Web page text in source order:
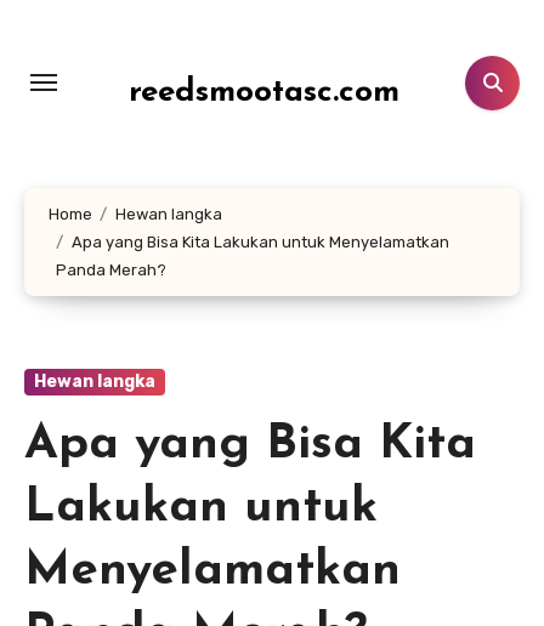
konten
reedsmootasc.com
Home
Hewan langka
Apa yang Bisa Kita Lakukan untuk Menyelamatkan
Panda Merah?
Hewan langka
Apa yang Bisa Kita
Lakukan untuk
Menyelamatkan